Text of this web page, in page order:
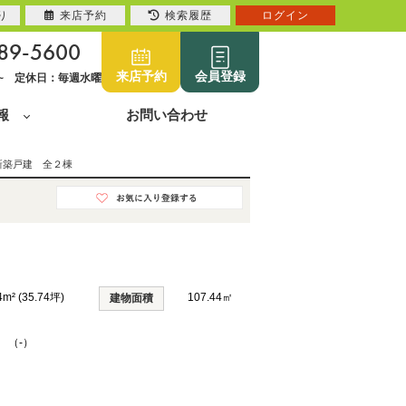
5600
定休日：毎週水曜 来店予約 会員登録
お問い合わせ
築戸建 全２棟
(35.74坪) 建物面積 107.44㎡
-）
来店予約 検索履歴 ログイン